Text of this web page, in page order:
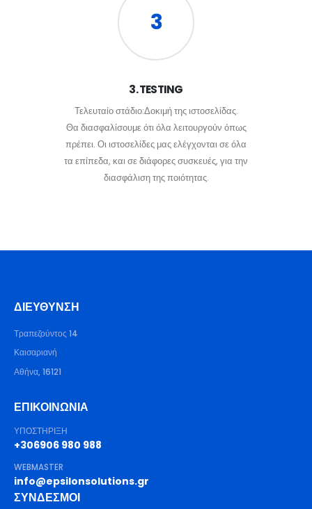
3
3. TESTING
Τελευταίο στάδιο:Δοκιμή της ιστοσελίδας.
Θα διασφαλίσουμε ότι όλα λειτουργούν όπως
πρέπει. Οι ιστοσελίδες μας ελέγχονται σε όλα
τα επίπεδα, και σε διάφορες συσκευές, για την
διασφάλιση της ποιότητας.
ΔΙΕΎΘΥΝΣΗ
Τραπεζούντος 14
Καισαριανή
Αθήνα, 16121
ΕΠΙΚΟΙΝΩΝΙΑ
ΥΠΟΣΤΗΡΙΞΗ
+306906 980 988
WEBMASTER
info@epsilonsolutions.gr
ΣΥΝΔΕΣΜΟΙ